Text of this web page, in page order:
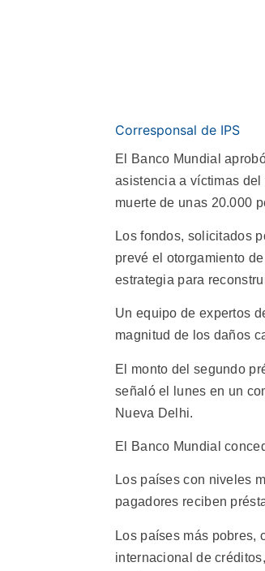
Corresponsal de IPS
El Banco Mundial
asistencia a víctimas
muerte de unas 20.000
Los fondos, solicitados
prevé el otorgamiento
estrategia para
Un equipo de expertos
magnitud de los daños
El monto del segundo
señaló el lunes en un
Nueva Delhi.
El Banco Mundial
Los países con niveles
pagadores reciben
Los países más pobres,
internacional de